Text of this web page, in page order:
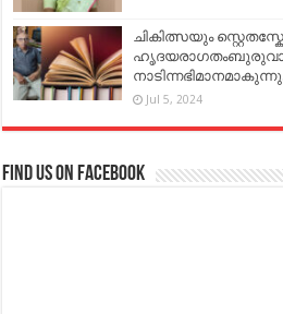
ചികിത്സയും
നാടിന്നഭിമാനമാകുന്നു.
Jul 5, 2024
Find us on Facebook